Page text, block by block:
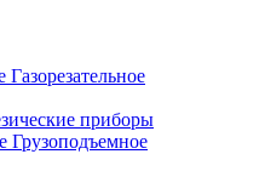
Газорезательное
приборы
Грузоподъемное